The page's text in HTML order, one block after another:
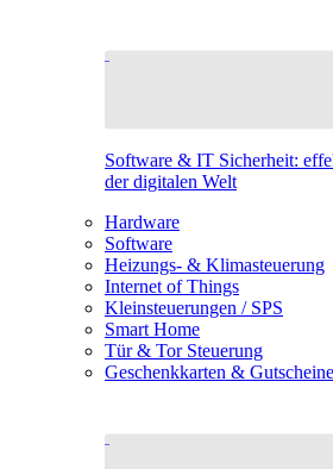
Software & IT Sicherheit:
der digitalen Welt
Hardware
Software
Heizungs- & Klimasteuerung
Internet of Things
Kleinsteuerungen / SPS
Smart Home
Tür & Tor Steuerung
Geschenkkarten & Gutscheine